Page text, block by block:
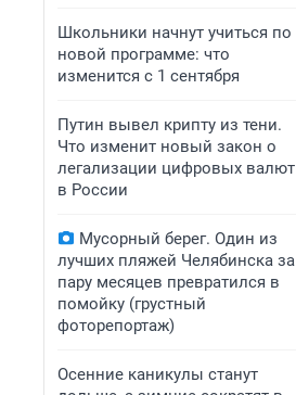
Школьники начнут учиться по
новой программе: что
изменится с 1 сентября
Путин вывел крипту из тени.
Что изменит новый закон о
легализации цифровых валют
в России
Мусорный берег. Один из
лучших пляжей Челябинска за
пару месяцев превратился в
помойку (грустный
фоторепортаж)
Осенние каникулы станут